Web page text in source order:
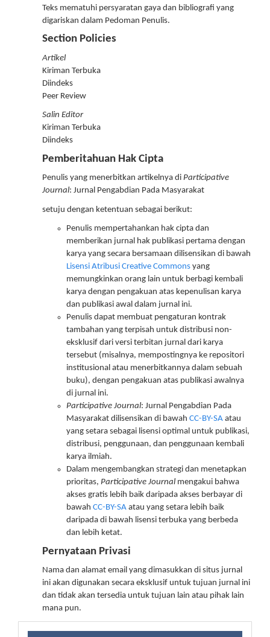
Teks mematuhi persyaratan gaya dan bibliografi yang
digariskan dalam Pedoman Penulis.
Section Policies
Artikel
Kiriman Terbuka
Diindeks
Peer Review
Salin Editor
Kiriman Terbuka
Diindeks
Pemberitahuan Hak Cipta
Penulis yang menerbitkan artikelnya di Participative
Journal: Jurnal Pengabdian Pada Masyarakat
setuju dengan ketentuan sebagai berikut:
Penulis mempertahankan hak cipta dan
memberikan jurnal hak publikasi pertama dengan
karya yang secara bersamaan dilisensikan di bawah
Lisensi Atribusi Creative Commons yang
memungkinkan orang lain untuk berbagi kembali
karya dengan pengakuan atas kepenulisan karya
dan publikasi awal dalam jurnal ini.
Penulis dapat membuat pengaturan kontrak
tambahan yang terpisah untuk distribusi non-
eksklusif dari versi terbitan jurnal dari karya
tersebut (misalnya, mempostingnya ke repositori
institusional atau menerbitkannya dalam sebuah
buku), dengan pengakuan atas publikasi awalnya
di jurnal ini.
Participative Journal: Jurnal Pengabdian Pada
Masyarakat dilisensikan di bawah CC-BY-SA atau
yang setara sebagai lisensi optimal untuk publikasi,
distribusi, penggunaan, dan penggunaan kembali
karya ilmiah.
Dalam mengembangkan strategi dan menetapkan
prioritas, Participative Journal mengakui bahwa
akses gratis lebih baik daripada akses berbayar di
bawah CC-BY-SA atau yang setara lebih baik
daripada di bawah lisensi terbuka yang berbeda
dan lebih ketat.
Pernyataan Privasi
Nama dan alamat email yang dimasukkan di situs jurnal
ini akan digunakan secara eksklusif untuk tujuan jurnal ini
dan tidak akan tersedia untuk tujuan lain atau pihak lain
mana pun.